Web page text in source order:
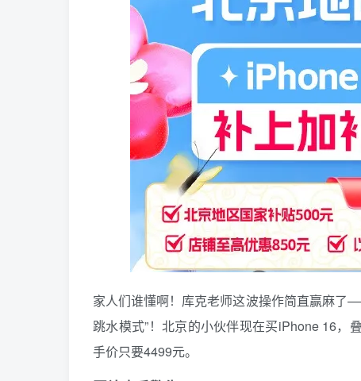
家人们谁懂啊！库克老师这波操作简直赢麻了
跳水模式”！北京的小伙伴现在买iPhone 16，
手价只要4499元。